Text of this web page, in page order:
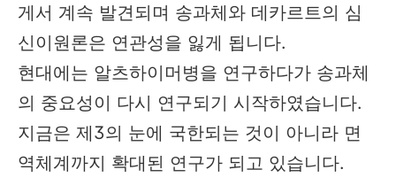
게서 계속 발견되며 송과체와 데카르트의 심
신이원론은 연관성을 잃게 됩니다.
현대에는 알츠하이머병을 연구하다가 송과체
의 중요성이 다시 연구되기 시작하였습니다.
지금은 제3의 눈에 국한되는 것이 아니라 면
역체계까지 확대된 연구가 되고 있습니다.